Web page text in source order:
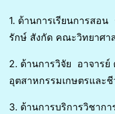
1. ด้านการเรียนการสอ
รักษ์ สังกัด คณะวิทยาศา
2. ด้านการวิจัย อาจาร
อุตสาหกรรมเกษตรและ
3. ด้านการบริการวิชาก